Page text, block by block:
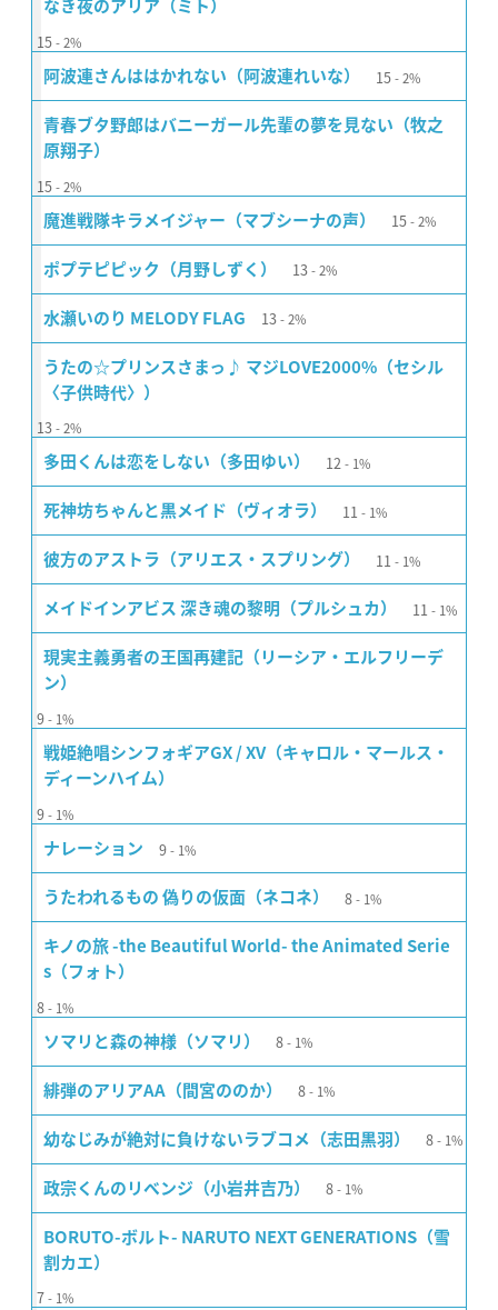
なき夜のアリア（ミト）
15 2%
阿波連さんははかれない（阿波連れいな） 15 2%
青春ブタ野郎はバニーガール先輩の夢を見ない（牧之
原翔子）
15 2%
魔進戦隊キラメイジャー（マブシーナの声） 15 2%
ポプテピピック（月野しずく） 13 2%
水瀬いのり MELODY FLAG 13 2%
うたの☆プリンスさまっ♪ マジLOVE2000%（セシル
〈子供時代〉）
13 2%
多田くんは恋をしない（多田ゆい） 12 1%
死神坊ちゃんと黒メイド（ヴィオラ） 11 1%
彼方のアストラ（アリエス・スプリング） 11 1%
メイドインアビス 深き魂の黎明（プルシュカ） 11 1%
現実主義勇者の王国再建記（リーシア・エルフリーデ
ン）
9 1%
戦姫絶唱シンフォギアGX / XV（キャロル・マールス・
ディーンハイム）
9 1%
ナレーション 9 1%
うたわれるもの 偽りの仮面（ネコネ） 8 1%
キノの旅 -the Beautiful World- the Animated Serie
s（フォト）
8 1%
ソマリと森の神様（ソマリ） 8 1%
緋弾のアリアAA（間宮ののか） 8 1%
幼なじみが絶対に負けないラブコメ（志田黒羽） 8 1%
政宗くんのリベンジ（小岩井吉乃） 8 1%
BORUTO-ボルト- NARUTO NEXT GENERATIONS（雪
割カエ）
7 1%